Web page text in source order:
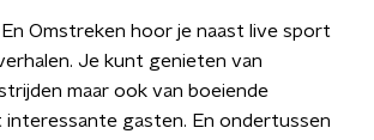
En Omstreken hoor je naast live sport
Je kunt genieten van
maar ook van boeiende
interessante gasten. En ondertussen